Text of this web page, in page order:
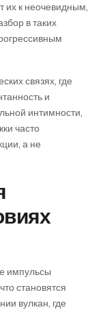
их к неочевидным,
в таких
связях, где
и
интимности,
часто
а не
импульсы
становятся
вулкан, где